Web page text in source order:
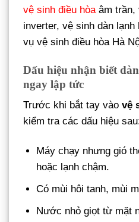
vệ sinh điều hòa âm trần,
inverter, vệ sinh dàn
vụ vệ sinh điều hòa Hà
Dấu hiệu nhận biết
ngay lập tức
Trước khi bắt tay vào vệ
kiểm tra các dấu hiệu
Máy chạy nhưng gió
hoặc lạnh chậm.
Có mùi hôi tanh, mùi
Nước nhỏ giọt từ mặt